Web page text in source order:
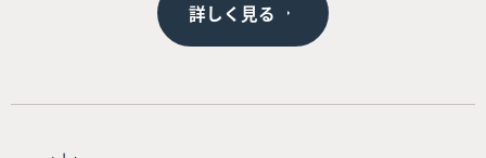
詳しく見る